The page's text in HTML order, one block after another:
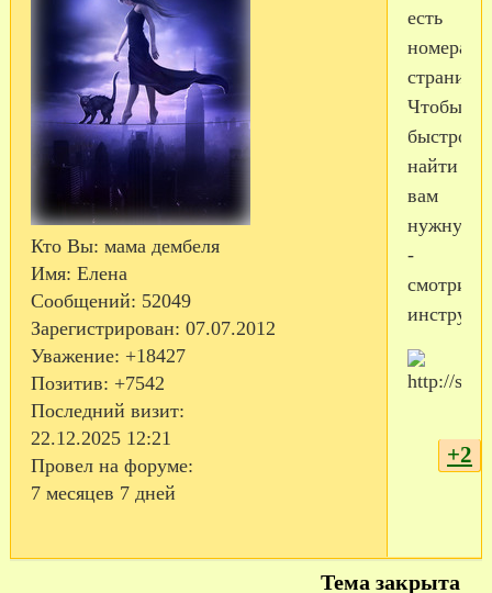
Кто Вы: мама дембеля
Имя: Елена
Сообщений: 52049
Зарегистрирован: 07.07.2012
Уважение: +18427
Позитив: +7542
Последний визит:
22.12.2025 12:21
Провел на форуме:
7 месяцев 7 дней
есть
номера
страниц.
Чтобы
быстро
найти
вам
нужную
-
смотрите
+2
Тема закрыта